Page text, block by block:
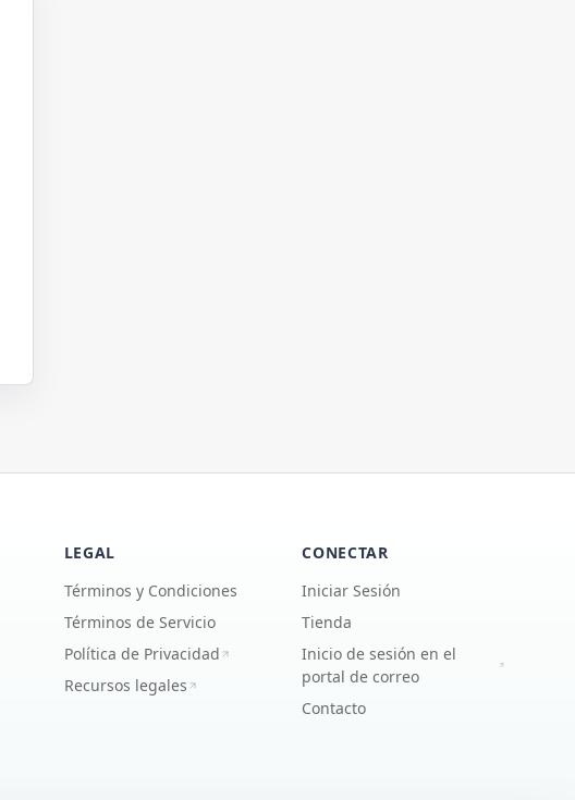
LEGAL
Términos y Condiciones
Términos de Servicio
Política de Privacidad
Recursos legales
CONECTAR
Iniciar Sesión
Tienda
Inicio de sesión en el
portal de correo
Contacto